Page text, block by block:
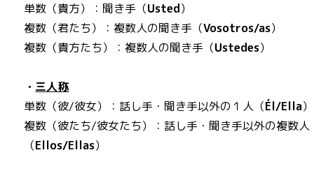
単数（貴方）：聞き手（Usted）
複数（君たち）：複数人の聞き手（Vosotros/as）
複数（貴方たち）：複数人の聞き手（Ustedes）
・ 三人称
単数（彼/彼女）：話し手・聞き手以外の１人（Él/Ella）
複数（彼たち/彼女たち）：話し手・聞き手以外の複数人
（Ellos/Ellas）